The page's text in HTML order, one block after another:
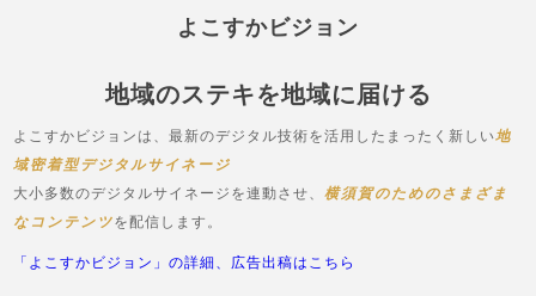
よこすかビジョン
地域のステキを地域に届ける
よこすかビジョンは、最新のデジタル技術を活用したまったく新しい地
域密着型デジタルサイネージ
大小多数のデジタルサイネージを連動させ、横須賀のためのさまざま
なコンテンツを配信します。
「よこすかビジョン」の詳細、広告出稿はこちら